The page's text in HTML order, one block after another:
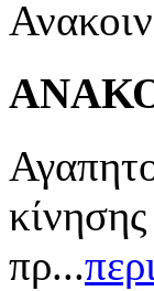
πρ...